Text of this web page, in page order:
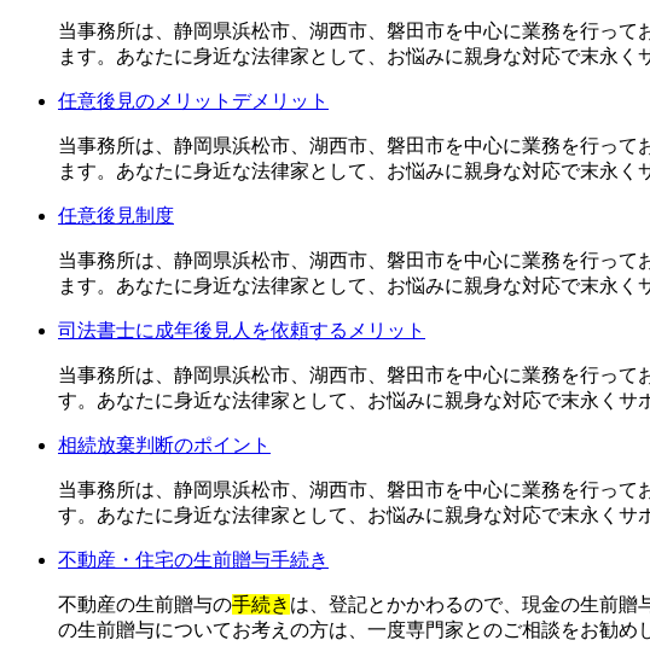
当事務所は、静岡県浜松市、湖西市、磐田市を中心に業務を行って
ます。あなたに身近な法律家として、お悩みに親身な対応で末永く
任意後見のメリットデメリット
当事務所は、静岡県浜松市、湖西市、磐田市を中心に業務を行って
ます。あなたに身近な法律家として、お悩みに親身な対応で末永く
任意後見制度
当事務所は、静岡県浜松市、湖西市、磐田市を中心に業務を行って
ます。あなたに身近な法律家として、お悩みに親身な対応で末永く
司法書士に成年後見人を依頼するメリット
当事務所は、静岡県浜松市、湖西市、磐田市を中心に業務を行って
す。あなたに身近な法律家として、お悩みに親身な対応で末永くサ
相続放棄判断のポイント
当事務所は、静岡県浜松市、湖西市、磐田市を中心に業務を行って
す。あなたに身近な法律家として、お悩みに親身な対応で末永くサ
不動産・住宅の生前贈与手続き
不動産の生前贈与の手続き は、登記とかかわるので、現金の生前
の生前贈与についてお考えの方は、一度専門家とのご相談をお勧